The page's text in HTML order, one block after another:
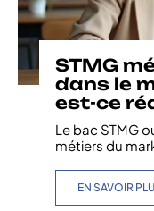
STMG
dans le
est-ce
Le bac STMG
métiers du
EN SAVOIR